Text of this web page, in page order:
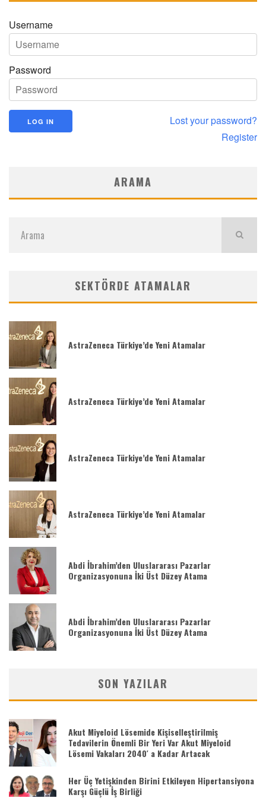
Username
Password
Lost your password?
Register
ARAMA
SEKTÖRDE ATAMALAR
AstraZeneca Türkiye’de Yeni Atamalar
AstraZeneca Türkiye’de Yeni Atamalar
AstraZeneca Türkiye’de Yeni Atamalar
AstraZeneca Türkiye’de Yeni Atamalar
Abdi İbrahim’den Uluslararası Pazarlar
Organizasyonuna İki Üst Düzey Atama
Abdi İbrahim’den Uluslararası Pazarlar
Organizasyonuna İki Üst Düzey Atama
SON YAZILAR
Akut Miyeloid Lösemide Kişiselleştirilmiş
Tedavilerin Önemli Bir Yeri Var Akut Miyeloid
Lösemi Vakaları 2040′ a Kadar Artacak
Her Üç Yetişkinden Birini Etkileyen Hipertansiyona
Karşı Güçlü İş Birliği